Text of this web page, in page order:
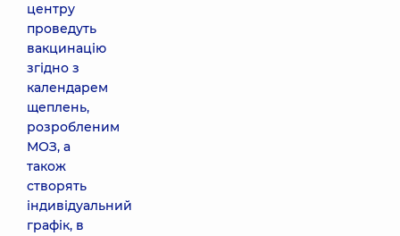
центру
проведуть
вакцинацію
згідно з
календарем
щеплень,
розробленим
МОЗ, а
також
створять
індивідуальний
графік, в